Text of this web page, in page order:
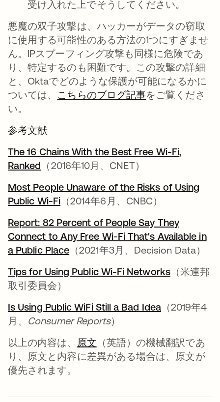
受け入れた上でそうしてください。
悪魔の双子攻撃は、ハッカーがデータの窃取
に使用する可能性のある方法の1つにすぎませ
ん。IPスプーフィング攻撃も同様に危険であ
り、特定するのも困難です。この攻撃の詳細
と、Oktaでどのような保護が可能になるかに
ついては、 こちらのブログ記事をご覧くださ
い。
参考文献
The 16 Chains With the Best Free Wi-Fi,
Ranked 新しいタブで開く
（2016年10月、CNET）
Most People Unaware of the Risks of Using
Public Wi-Fi新しいタブで開く
（2014年6月、CNBC）
Report: 82 Percent of People Say They
Connect to Any Free Wi-Fi That's Available in
a Public Place 新しいタブで開く
（2021年3月、Decision Data）
Tips for Using Public Wi-Fi Networks新しいタ
（米連邦
取引委員会）
Is Using Public WiFi Still a Bad Idea新しいタブ
（2019年4
月、 Consumer Reports）
以上の内容は、
原文 （英語）の機械翻訳であ
り、原文と内容に差異がある場合は、原文が
優先されます。